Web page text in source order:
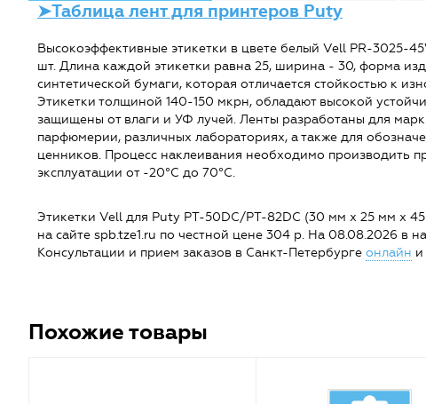
➤Таблица лент для принтеров Puty
Высокоэффективные этикетки в цвете белый Vell PR-3025-
шт. Длина каждой этикетки равна 25, ширина - 30, форма
синтетической бумаги, которая отличается стойкостью к
Этикетки толщиной 140-150 мкрн, обладают высокой
защищены от влаги и УФ лучей. Ленты разработаны для
парфюмерии, различных лабораториях, а также для
ценников. Процесс наклеивания необходимо производить
эксплуатации от -20°C до 70°C.
Этикетки Vell для Puty PT-50DC/PT-82DC (30 мм х 25 мм х
на сайте spb.tze1.ru по честной цене 304 р. На 08.08.2026 в
Консультации и прием заказов в Санкт-Петербурге онлайн и
Похожие товары